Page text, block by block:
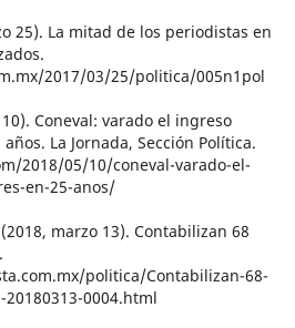
25). La mitad de los periodistas en
2017/03/25/politica/005n1pol
Coneval: varado el ingreso
La Jornada, Sección Política.
2018/05/10/coneval-varado-el-
en-25-anos/
marzo 13). Contabilizan 68
politica/Contabilizan-68-
0004.html